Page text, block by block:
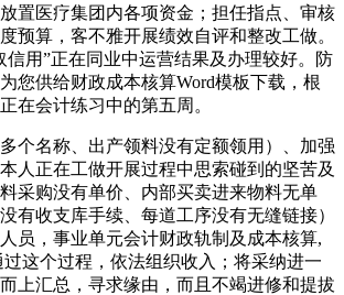
置医疗集团内各项资金；担任指点、审核
预算，客不雅开展绩效自评和整改工做。
信用”正在同业中运营结果及办理较好。防
您供给财政成本核算Word模板下载，根
在会计练习中的第五周。
名称、出产领料没有定额领用）、加强
人正在工做开展过程中思索碰到的坚苦及
采购没有单价、内部买卖进来物料无单
有收支库手续、每道工序没有无缝链接）
员，事业单元会计财政轨制及成本核算,
这个过程，依法组织收入；将采纳进一
上汇总，寻求缘由，而且不竭进修和提拔